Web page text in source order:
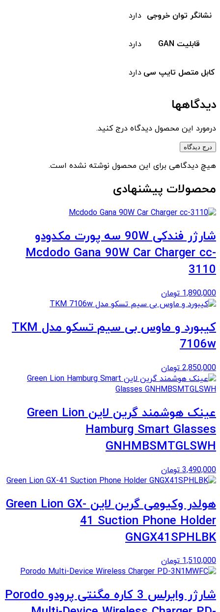
نشانگر توان خروجی دارد
قابلیت GAN دارد
کابل متصل تایپ سی دارد
دیدگاهها
درمورد این محصول دیدگاه درج کنید.
درج دیدگاه
هیچ دیدگاهی برای این محصول نوشته نشده است.
محصولات پیشنهادی
شارژر فندکی 90W سه پورت مکدودو
Mcdodo Gana 90W Car Charger cc-
3110
1,890,000 تومان
کیبورد و ماوس بی سیم تسکو مدل TKM
7106w
2,850,000 تومان
عینک هوشمند گرین لاین Green Lion
Hamburg Smart Glasses
GNHMBSMTGLSWH
3,490,000 تومان
هولدر وکیومی گرین لاین Green Lion GX-
41 Suction Phone Holder
GNGX41SPHLBK
1,510,000 تومان
شارژر وایرلس 3 کاره مگنتی پرودو Porodo